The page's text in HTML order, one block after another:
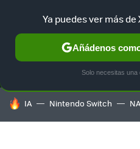
MENÚ
GAMING
HOY SE HABLA DE
IA Nintendo Switch
Ya puedes ver más
Añádenos
Solo necesitas una